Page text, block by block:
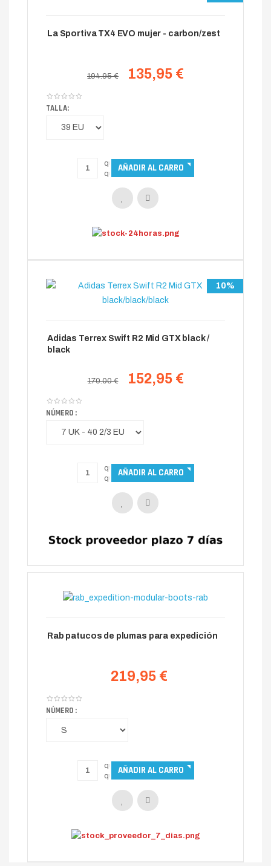
La Sportiva TX4 EVO mujer - carbon/zest
194.95 € 135,95 €
TALLA:
10%
Adidas Terrex Swift R2 Mid GTX black /
black
170.00 € 152,95 €
NÚMERO :
Rab patucos de plumas para expedición
219,95 €
NÚMERO :